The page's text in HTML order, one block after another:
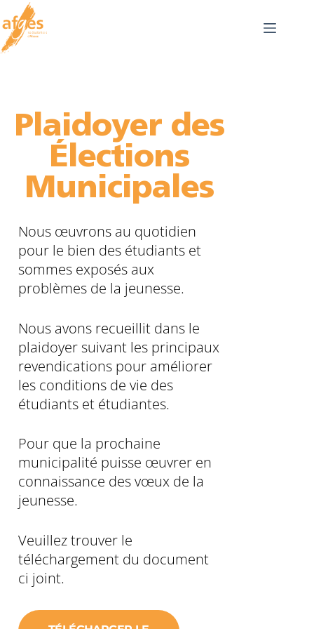
Plaidoyer des
Élections
Municipales
Nous œuvrons au quotidien
pour le bien des étudiants et
sommes exposés aux
problèmes de la jeunesse.
Nous avons recueillit dans le
plaidoyer suivant les principaux
revendications pour améliorer
les conditions de vie des
étudiants et étudiantes.
Pour que la prochaine
municipalité puisse œuvrer en
connaissance des vœux de la
jeunesse.
Veuillez trouver le
téléchargement du document
ci joint.